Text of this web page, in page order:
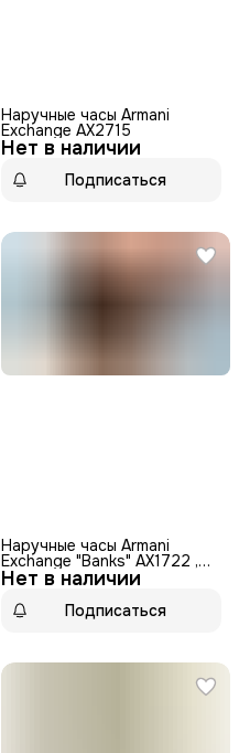
Нет в наличии
Наручные часы Armani
Exchange AX2715
Подписаться
Нет в наличии
Наручные часы Armani
Exchange "Banks" AX1722 ,
мужские, кварцевые, WR50
Подписаться